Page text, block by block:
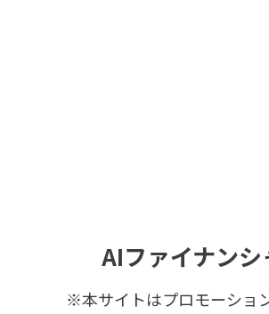
AIファイナン
※本サイトはプロモーショ